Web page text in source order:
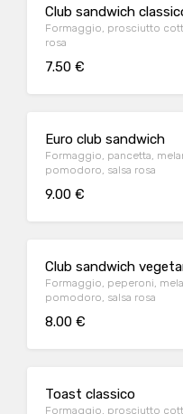
Club sandwich
Formaggio, prosciutto
rosa
7.50 €
Euro club sandwich
Formaggio, pancetta,
pomodoro, salsa rosa
9.00 €
Club sandwich
Formaggio, peperoni,
pomodoro, salsa rosa
8.00 €
Toast classico
Formaggio, prosciutto